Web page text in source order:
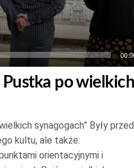
po wielkich
synagogach” Były
kultu, ale także:
orientacyjnymi i